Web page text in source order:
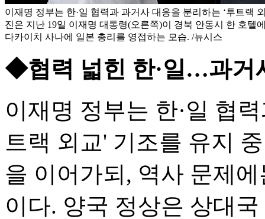
이재명 정부는 한·일 협력과 과거사 대응을 분리하는 ‘투트랙
진은 지난 19일 이재명 대통령(오른쪽)이 경북 안동시 한 호텔
다카이치 사나에 일본 총리를 영접하는 모습. /뉴시스
◆협력 넓힌 한·일…과거
이재명 정부는 한·일 협
트랙 외교' 기조를 유지
을 이어가되, 역사 문제
이다. 양국 정상은 상대